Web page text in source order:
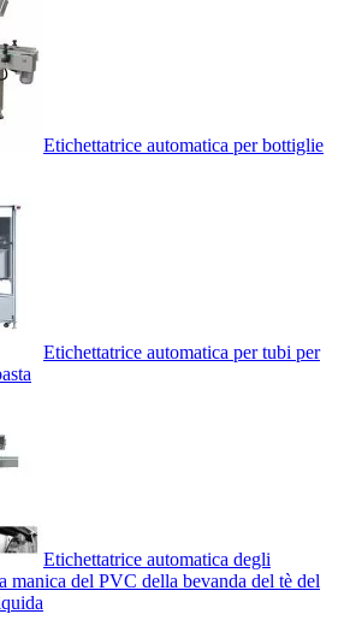
Etichettatrice automatica per bottiglie
Etichettatrice automatica per tubi per
Etichettatrice automatica degli
manica del PVC della bevanda del tè del